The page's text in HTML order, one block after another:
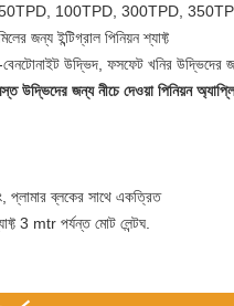
50TPD, 100TPD, 300TPD,
জন্য ইন্টিগ্রাল পিনিয়ন শ্যাফ্ট
উদ্ভিদ, ফসফেট খনির উদ্ভিদের
উদ্ভিদের জন্য নীচে দেওয়া পিনিয়ন
প্লামার ব্লকের সাথে একত্রিত
3 mtr পর্যন্ত মোট লেন্টঘ.